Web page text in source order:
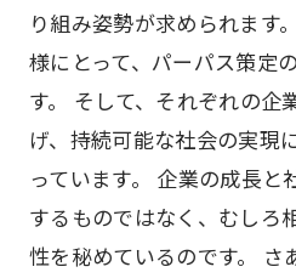
り組み姿勢が求められます
様にとって、パーパス策定
す。 そして、それぞれの企
げ、持続可能な社会の実現
っています。 企業の成長と
するものではなく、むしろ
性を秘めているのです。 さ